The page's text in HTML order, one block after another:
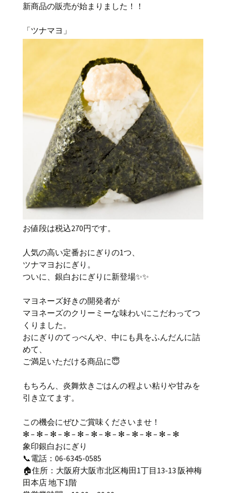
新商品の販売が始まりました！！
「ツナマヨ」
お値段は税込270円です。
人気の高い定番おにぎりの1つ、
ツナマヨおにぎり。
ついに、銀白おにぎりに新登場✨✨
マヨネーズ好きの開発者が
マヨネーズのクリーミーな味わいにこだわってつ
くりました。
おにぎりのてっぺんや、中にも具をふんだんに詰
めて、
ご満足いただける商品に😇
もちろん、炎舞炊きごはんの程よい粘りや甘みを
引き立てます。
この機会にぜひご賞味くださいませ！
✻ – ✻ – ✻ – ✻ – ✻ – ✻ – ✻ – ✻ – ✻ – ✻ – ✻ – ✻
象印銀白おにぎり
📞電話：06-6345-0585
🏠住所：大阪府大阪市北区梅田1丁目13-13 阪神梅
田本店 地下1階